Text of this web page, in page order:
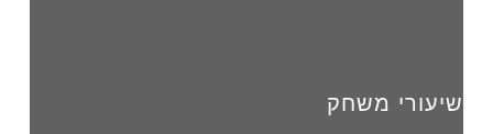
שיעורי משחק